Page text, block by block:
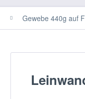
Gewebe 440g auf